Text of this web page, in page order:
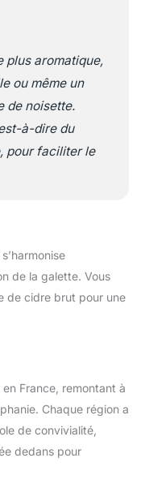
plus aromatique,
ou même un
de noisette.
à-dire du
pour faciliter le
de la galette. Vous
de cidre brut pour une
France, remontant à
Chaque région a
de convivialité,
dedans pour